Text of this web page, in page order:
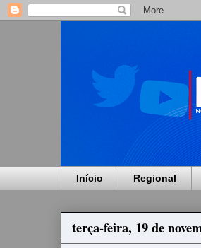
Início Regional
terça-feira, 19 de